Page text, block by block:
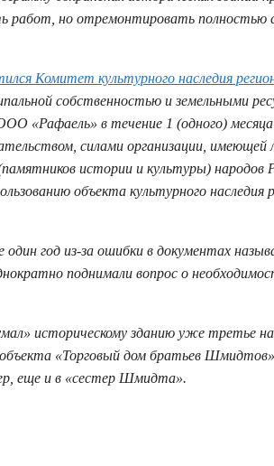
работ, но отремонтировать
Комитет культурного наследия
собственностью и земельными
в течение 1 (одного) месяца
силами организации, имеющей
истории и культуры) народов
объекта культурного наследия
год из-за ошибки в документах
поднимали вопрос о
историческому зданию уже третье
«Торговый дом братьев
еще и в «сестер Шмидта».